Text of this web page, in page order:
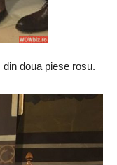
doua piese rosu.